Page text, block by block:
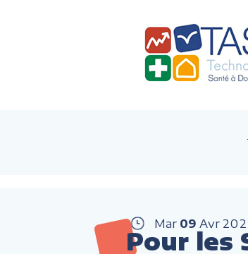
Mar 09 Avr
Pour les